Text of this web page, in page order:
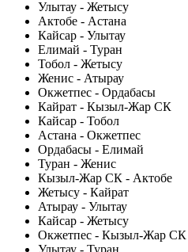
Улытау - Жетысу
Актобе - Астана
Кайсар - Улытау
Елимай - Туран
Тобол - Жетысу
Женис - Атырау
Окжетпес - Ордабасы
Кайрат - Кызыл-Жар СК
Кайсар - Тобол
Астана - Окжетпес
Ордабасы - Елимай
Туран - Женис
Кызыл-Жар СК - Актобе
Жетысу - Кайрат
Атырау - Улытау
Кайсар - Жетысу
Окжетпес - Кызыл-Жар СК